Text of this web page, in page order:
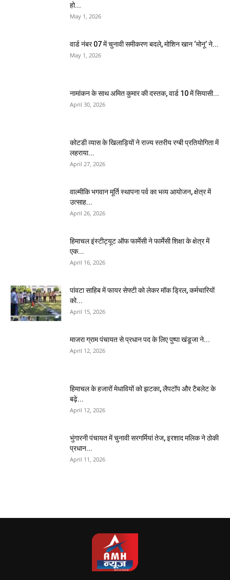
हो...
May 1, 2026
वार्ड नंबर 07 में चुनावी समीकरण बदले, मोशिन खान ‘मोनू’ ने...
May 1, 2026
नामांकन के साथ अमित कुमार की दस्तक, वार्ड 10 में सियासी...
April 30, 2026
कोटडी व्यास के खिलाड़ियों ने राज्य स्तरीय रग्बी प्रतियोगिता में
लहराया...
April 27, 2026
वाल्मीकि भगवान मूर्ति स्थापना पर्व का भव्य आयोजन, क्षेत्र में
उत्साह...
April 26, 2026
हिमाचल इंस्टीट्यूट ऑफ फार्मेसी ने फार्मेसी शिक्षा के क्षेत्र में
एक...
April 16, 2026
पांवटा साहिब में फायर सेफ्टी को लेकर मॉक ड्रिल, कर्मचारियों
को...
April 15, 2026
माजरा ग्राम पंचायत से प्रधान पद के लिए पुष्पा खंडूजा ने...
April 12, 2026
हिमाचल के हजारों मेधावियों को झटका, लैपटॉप और टैबलेट के
बढ़े...
April 12, 2026
भुंगारनी पंचायत में चुनावी सरगर्मियां तेज, इरशाद मलिक ने ठोकी
प्रधान...
April 11, 2026